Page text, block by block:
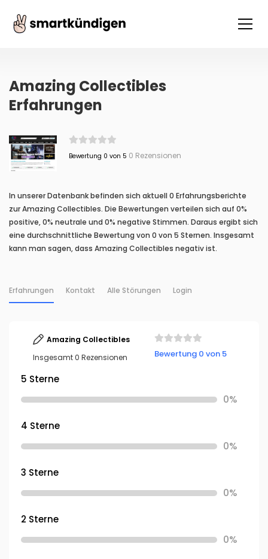
Amazing Collectibles
Erfahrungen
Bewertung 0 von 5 0 Rezensionen
In unserer Datenbank befinden sich aktuell 0 Erfahrungsberichte
zur Amazing Collectibles. Die Bewertungen verteilen sich auf 0%
positive, 0% neutrale und 0% negative Stimmen. Daraus ergibt sich
eine durchschnittliche Bewertung von 0 von 5 Sternen. Insgesamt
kann man sagen, dass Amazing Collectibles negativ ist.
Erfahrungen Kontakt Alle Störungen Login
Amazing Collectibles
Insgesamt 0 Rezensionen
Bewertung 0 von 5
5 Sterne
0%
4 Sterne
0%
3 Sterne
0%
2 Sterne
0%